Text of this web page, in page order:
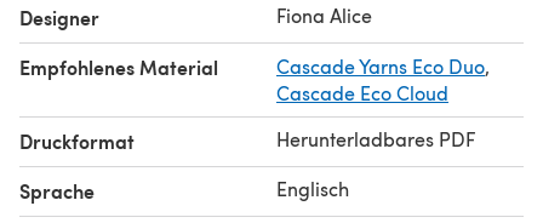
Designer Fiona Alice
Empfohlenes Material Cascade Yarns Eco Duo,
Cascade Eco Cloud
Druckformat Herunterladbares PDF
Sprache Englisch